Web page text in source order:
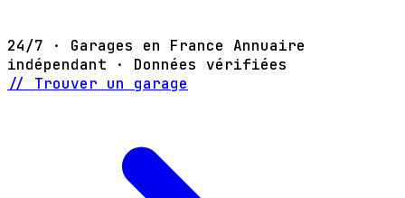
24/7 · Garages en France Annuaire
indépendant · Données vérifiées
// Trouver un garage